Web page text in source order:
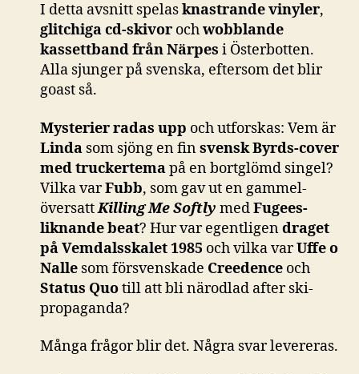
I detta avsnitt spelasknastrande vinyler,
glitchiga cd-skivor ochwobblande
kassettband från Närpes i Österbotten.
Alla sjunger på svenska, eftersom det blir
goast så.
Mysterier radas upp och utforskas: Vem är
Linda som sjöng en finsvensk Byrds-cover
med truckertemapå en bortglömd singel?
Vilka varFubb, som gav ut en gammel-
översattKilling Me Softly medFugees-
liknande beat? Hur var egentligendraget
på Vemdalsskalet 1985 och vilka varUffe o
Nalle som försvenskade Creedence och
Status Quotill att bli närodlad after ski-
propaganda?
Många frågor blir det. Några svar levereras.